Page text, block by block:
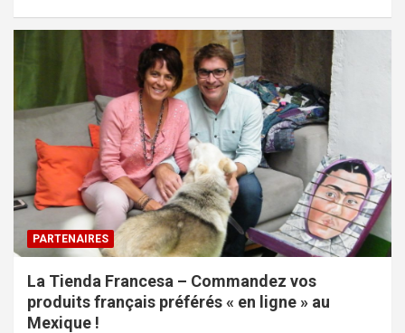
PARTENAIRES
La Tienda Francesa – Commandez vos
produits français préférés « en ligne » au
Mexique !